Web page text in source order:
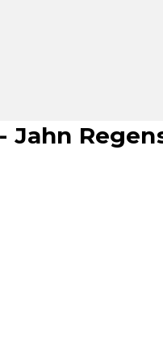
Jahn